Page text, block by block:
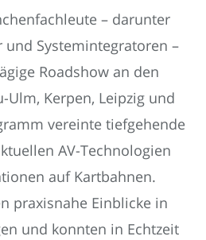
– darunter
und Systemintegratoren –
Roadshow an den
Ulm, Kerpen, Leipzig und
vereinte tiefgehende
AV-Technologien
auf Kartbahnen.
praxisnahe Einblicke in
und konnten in Echtzeit